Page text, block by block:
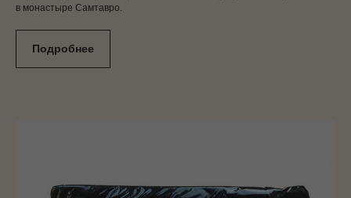
в монастыре Самтавро.
Подробнее